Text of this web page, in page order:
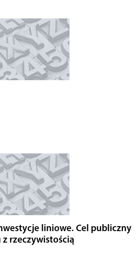
liniowe. Cel publiczny
z rzeczywistością